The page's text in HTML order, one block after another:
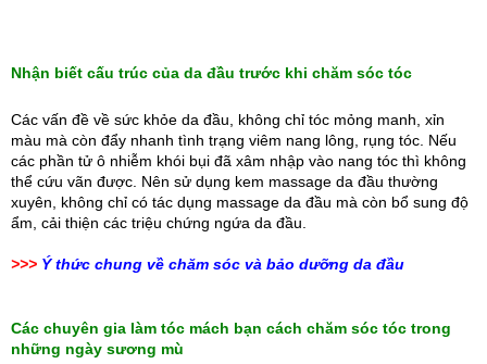
Nhận biết cấu trúc của da đầu trước khi chăm sóc tóc
Các vấn đề về sức khỏe da đầu, không chỉ tóc mỏng manh, xỉn
màu mà còn đẩy nhanh tình trạng viêm nang lông, rụng tóc. Nếu
các phần tử ô nhiễm khói bụi đã xâm nhập vào nang tóc thì không
thể cứu vãn được. Nên sử dụng kem massage da đầu thường
xuyên, không chỉ có tác dụng massage da đầu mà còn bổ sung độ
ẩm, cải thiện các triệu chứng ngứa da đầu.
>>> Ý thức chung về chăm sóc và bảo dưỡng da đầu
Các chuyên gia làm tóc mách bạn cách chăm sóc tóc trong
những ngày sương mù